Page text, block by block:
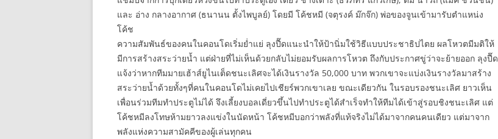
และ อ่าง กลางอากาศ (ธนานน ตั้งไพบูลย์) โดยมี โค้ชหมี (จตุรงค์ ม๊กจ๊ก) พ่อของจูนเข้ามารับตำแหน่ง
โค้ช
ความสัมพันธ์ของคนในคอนโดเริ่มย่ำแย่ ลุงปื๊ดแนะนำให้ป้านิ่มใช้วิธีแบบประชาธิปไตย ผลโหวตมีมติให้
มีการสร้างสระว่ายน้ำ แต่ฝ่ายที่ไม่เห็นด้วยกลับไม่ยอมรับผลการโหวต ถึงกับประกาศขู่ว่าจะย้ายออก ลุงปื๊ด
แจ้งว่าหากทีมมายเฮ้าส์ยูไนเต็ดชนะเลิศจะได้เงินรางวัล 50,000 บาท พวกเขาจะแบ่งเงินรางวัลมาสร้าง
สระว่ายน้ำด้วยทั้งๆที่คนในคอนโดไม่เคยไปเชียร์พวกเขาเลย ขณะเดียวกัน ในรอบรองชนะเลิศ ยาวเห็น
เพื่อนร่วมทีมทำประตูไม่ได้ จึงเลี้ยงบอลเดี่ยวขึ้นไปทำประตูได้สำเร็จทำให้ทีมได้เข้าสู่รอบชิงชนะเลิศ แต่
โค้ชหมีลงโทษห้ามยาวลงแข่งในนัดหน้า โค้ชหมีบอกว่าพลังที่แท้จริงไม่ได้มาจากคนคนเดียว แต่มาจาก
พลังแห่งความสามัคคีของผู้เล่นทุกคน